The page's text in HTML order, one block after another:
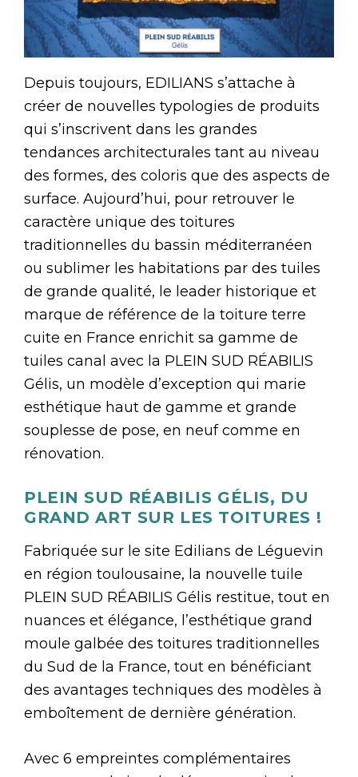
Depuis toujours, EDILIANS s’attache à
créer de nouvelles typologies de produits
qui s’inscrivent dans les grandes
tendances architecturales tant au niveau
des formes, des coloris que des aspects de
surface. Aujourd’hui, pour retrouver le
caractère unique des toitures
traditionnelles du bassin méditerranéen
ou sublimer les habitations par des tuiles
de grande qualité, le leader historique et
marque de référence de la toiture terre
cuite en France enrichit sa gamme de
tuiles canal avec la PLEIN SUD RÉABILIS
Gélis, un modèle d’exception qui marie
esthétique haut de gamme et grande
souplesse de pose, en neuf comme en
rénovation.
PLEIN SUD RÉABILIS GÉLIS, DU
GRAND ART SUR LES TOITURES !
Fabriquée sur le site Edilians de Léguevin
en région toulousaine, la nouvelle tuile
PLEIN SUD RÉABILIS Gélis restitue, tout en
nuances et élégance, l’esthétique grand
moule galbée des toitures traditionnelles
du Sud de la France, tout en bénéficiant
des avantages techniques des modèles à
emboîtement de dernière génération.
Avec 6 empreintes complémentaires